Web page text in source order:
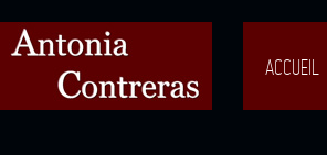
ACCUEIL